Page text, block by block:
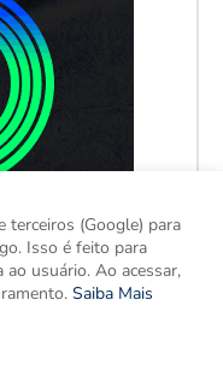
terceiros (Google) para
Isso é feito para
usuário. Ao acessar,
Saiba Mais